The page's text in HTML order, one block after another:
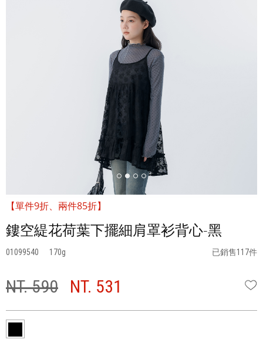
【單件9折、兩件85折】
鏤空緹花荷葉下擺細肩罩衫背心-黑
01099540 170 已銷售117件
NT. 590 NT. 531